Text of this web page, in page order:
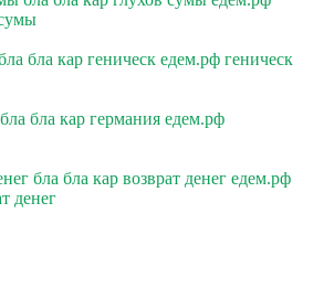
бла кар геническ едем.рф геническ
бла кар германия едем.рф
бла бла кар возврат денег едем.рф
денег